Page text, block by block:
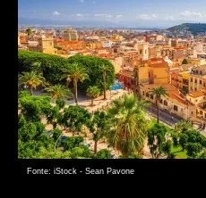
Fonte: iStock - Sean Pavone